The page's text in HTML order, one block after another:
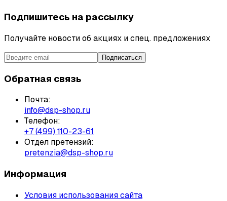
Подпишитесь на рассылку
Получайте новости об акциях и спец. предложениях
Подписаться
Обратная связь
Почта:
info@dsp-shop.ru
Телефон:
+7 (499) 110-23-61
Отдел претензий:
pretenzia@dsp-shop.ru
Информация
Условия использования сайта